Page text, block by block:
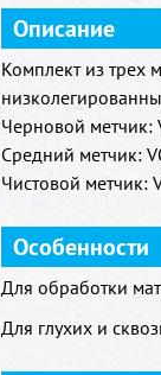
Описание
Комплект из трех
Черновой метчик:
Средний метчик:
Чистовой метчик:
Особенности
Для обработки
Для глухих и